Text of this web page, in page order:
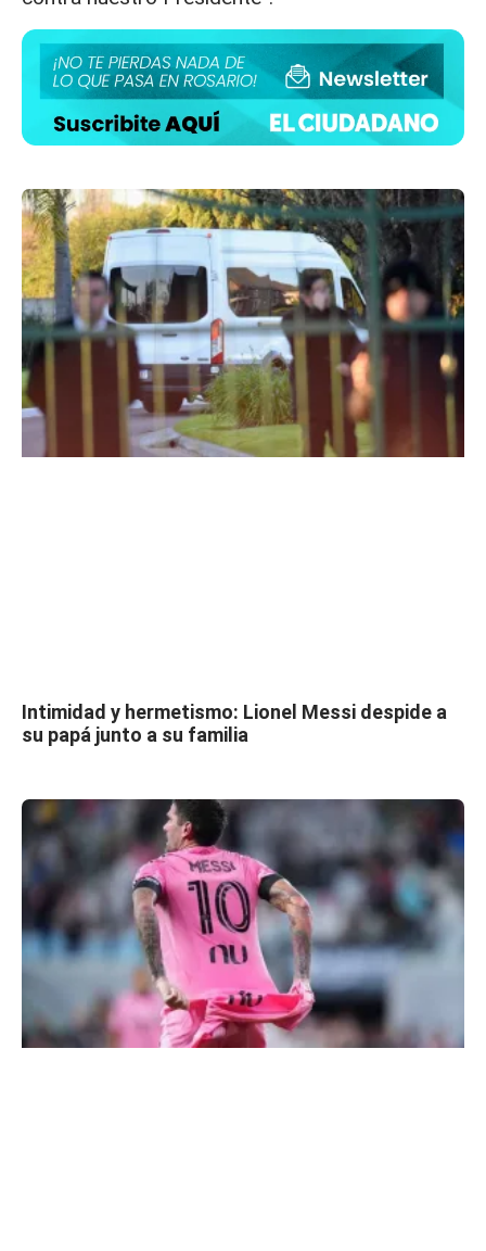
Intimidad y hermetismo: Lionel Messi despide a
su papá junto a su familia